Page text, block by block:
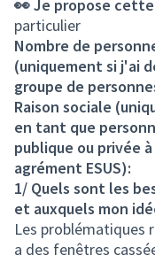
👀 Je propose
particulier
Nombre de
(uniquement si j'ai
groupe de
Raison sociale
en tant que
publique ou privée
agrément ESUS):
1/ Quels sont les
et auxquels mon
Les problématiques
a des fenêtres